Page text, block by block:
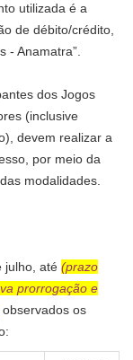
utilizada é a
de débito/crédito,
- Anamatra”.
dos Jogos
(inclusive
devem realizar a
por meio da
modalidades.
julho, até (prazo
prorrogação e
observados os